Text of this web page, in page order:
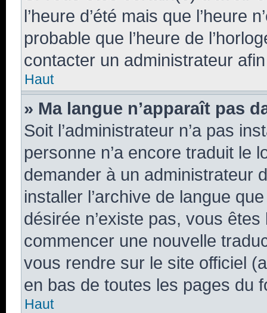
l’heure d’été mais que l’heure
probable que l’heure de
contacter un administrateur
Haut
» Ma langue n’apparaît pas
Soit l’administrateur n’a pas
personne n’a encore traduit le
demander à un administrateur
installer l’archive de langue
désirée n’existe pas, vous
commencer une nouvelle
vous rendre sur le site officiel
en bas de toutes les pages du
Haut